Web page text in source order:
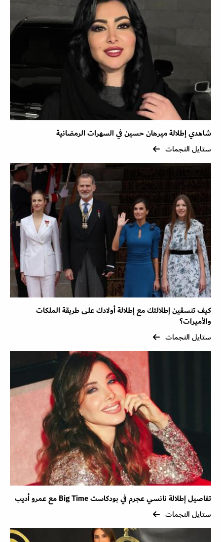
شاهدي إطلالة ميرهان حسين في السهرات الرمضانية
ستايل النجمات
كيف تنسقين إطلالتك مع إطلالة أولادك على طريقة الملكات
والأميرات؟
ستايل النجمات
تفاصيل إطلالة نانسي عجرم في بودكاست Big Time مع عمرو أديب
ستايل النجمات